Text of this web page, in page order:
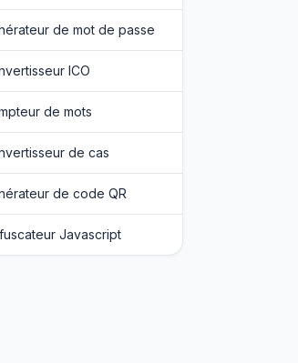
de mot de passe
ICO
de mots
de cas
de code QR
Javascript